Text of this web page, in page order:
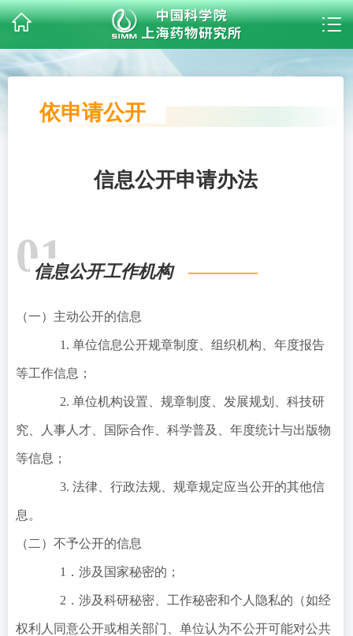
依申请公开
信息公开申请办法
01
信息公开工作机构
（一）主动公开的信息
1. 单位信息公开规章制度、组织机构、年度报告
等工作信息；
2. 单位机构设置、规章制度、发展规划、科技研
究、人事人才、国际合作、科学普及、年度统计与出版物
等信息；
3. 法律、行政法规、规章规定应当公开的其他信
息。
（二）不予公开的信息
1．涉及国家秘密的；
2．涉及科研秘密、工作秘密和个人隐私的（如经
权利人同意公开或相关部门、单位认为不公开可能对公共